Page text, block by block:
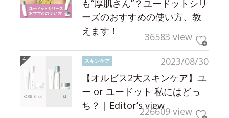
も“厚肌さん”？ユードットシリ
ーズのおすすめの使い方、教
えます！
36583 view
2023/08/30
スキンケア
【オルビス2大スキンケア】ユ
ー or ユードット 私にはどっ
ち？｜Editor’s view226609 view